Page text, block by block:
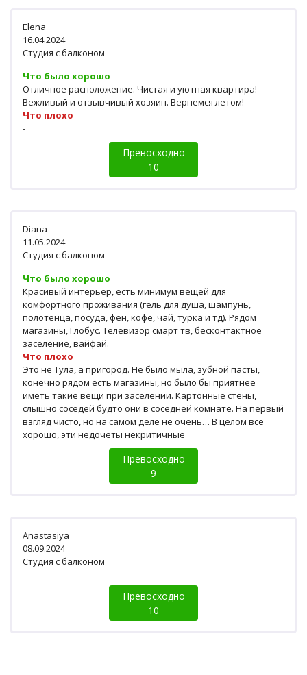
Elena
16.04.2024
Студия с балконом
Что было хорошо
Отличное расположение. Чистая и уютная квартира!
Вежливый и отзывчивый хозяин. Вернемся летом!
Что плохо
-
Превосходно
10
Diana
11.05.2024
Студия с балконом
Что было хорошо
Красивый интерьер, есть минимум вещей для
комфортного проживания (гель для душа, шампунь,
полотенца, посуда, фен, кофе, чай, турка и тд). Рядом
магазины, Глобус. Телевизор смарт тв, бесконтактное
заселение, вайфай.
Что плохо
Это не Тула, а пригород. Не было мыла, зубной пасты,
конечно рядом есть магазины, но было бы приятнее
иметь такие вещи при заселении. Картонные стены,
слышно соседей будто они в соседней комнате. На первый
взгляд чисто, но на самом деле не очень… В целом все
хорошо, эти недочеты некритичные
Превосходно
9
Anastasiya
08.09.2024
Студия с балконом
Превосходно
10